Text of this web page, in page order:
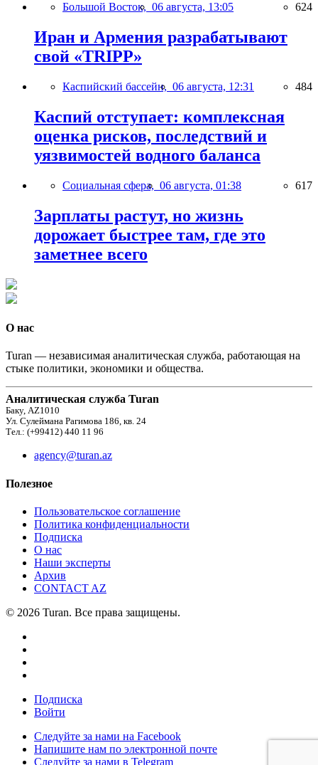
Большой Восток, 06 августа, 13:05 624
Иран и Армения разрабатывают
свой «TRIPP»
Каспийский бассейн, 06 августа, 12:31 484
Каспий отступает: комплексная
оценка рисков, последствий и
уязвимостей водного баланса
Социальная сфера, 06 августа, 01:38 617
Зарплаты растут, но жизнь
дорожает быстрее там, где это
заметнее всего
О нас
Turan — независимая аналитическая служба, работающая на
стыке политики, экономики и общества.
Аналитическая служба Turan
Баку, AZ1010
Ул. Сулеймана Рагимова 186, кв. 24
Тел.: (+99412) 440 11 96
agency@turan.az
Полезное
Пользовательское соглашение
Политика конфиденциальности
Подписка
О нас
Наши эксперты
Архив
CONTACT AZ
© 2026 Turan. Все права защищены.
Подписка
Войти
Следуйте за нами на Facebook
Напишите нам по электронной почте
Следуйте за нами в Telegram